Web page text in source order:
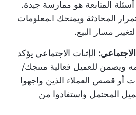
المتابعة هو ممارسة جيدة.
المحادثة ويمنحك المعلومات
مسار البيع.
الإثبات الاجتماعي يؤكد
ويضمن للعميل فعالية منتجك/
أو قصص العملاء الذين واجهوا
المحتمل واستفادوا من